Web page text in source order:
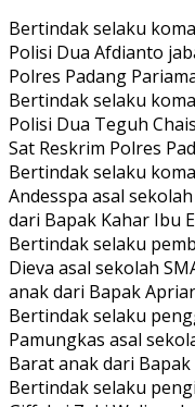
Bertindak selaku
Polisi Dua Afdianto
Polres Padang
Bertindak selaku
Polisi Dua Teguh
Sat Reskrim Polres
Bertindak selaku
Andesspa asal
dari Bapak Kahar Ibu
Bertindak selaku
Dieva asal sekolah
anak dari Bapak
Bertindak selaku
Pamungkas asal
Barat anak dari
Bertindak selaku